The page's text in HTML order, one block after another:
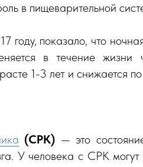
в пищеварительной
году, показало, что
в течение жизни
1-3 лет и снижается
(СРК) — это
У человека с СРК